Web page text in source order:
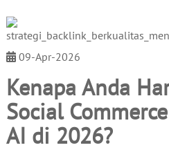
09-Apr-2026
Kenapa Anda
Social
AI di 2026?